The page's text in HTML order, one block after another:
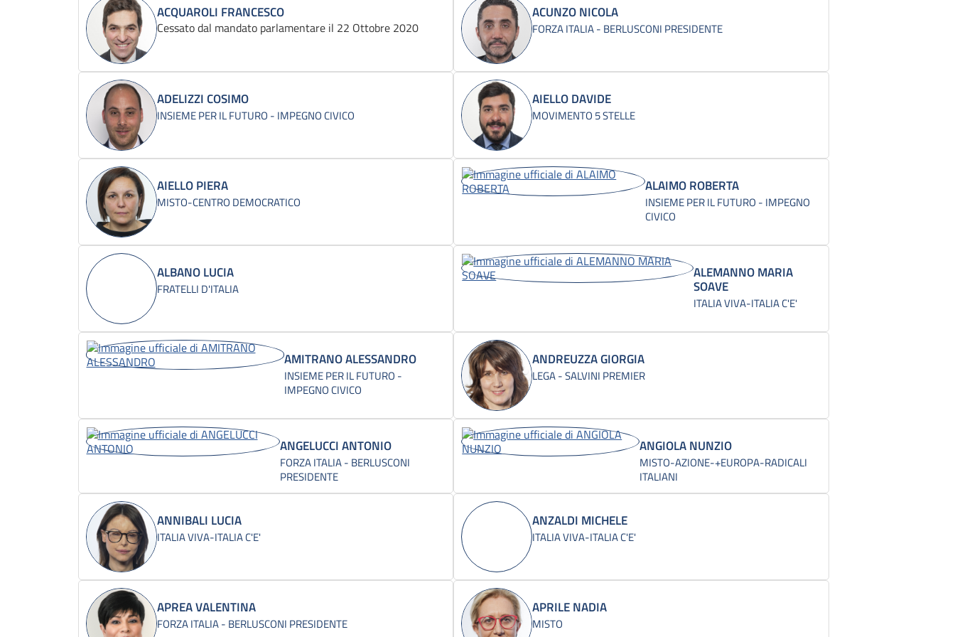
ACQUAROLI FRANCESCO
Cessato dal mandato parlamentare il 22 Ottobre 2020
ACUNZO NICOLA
FORZA ITALIA - BERLUSCONI PRESIDENTE
ADELIZZI COSIMO
INSIEME PER IL FUTURO - IMPEGNO CIVICO
AIELLO DAVIDE
MOVIMENTO 5 STELLE
AIELLO PIERA
MISTO-CENTRO DEMOCRATICO
ALAIMO ROBERTA
INSIEME PER IL FUTURO - IMPEGNO
CIVICO
ALBANO LUCIA
FRATELLI D'ITALIA
ALEMANNO MARIA
SOAVE
ITALIA VIVA-ITALIA C'E'
AMITRANO ALESSANDRO
INSIEME PER IL FUTURO -
IMPEGNO CIVICO
ANDREUZZA GIORGIA
LEGA - SALVINI PREMIER
ANGELUCCI ANTONIO
FORZA ITALIA - BERLUSCONI
PRESIDENTE
ANGIOLA NUNZIO
MISTO-AZIONE-+EUROPA-RADICALI
ITALIANI
ANNIBALI LUCIA
ITALIA VIVA-ITALIA C'E'
ANZALDI MICHELE
ITALIA VIVA-ITALIA C'E'
APREA VALENTINA
FORZA ITALIA - BERLUSCONI PRESIDENTE
APRILE NADIA
MISTO